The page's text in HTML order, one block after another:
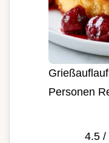
Personen
4.5 /